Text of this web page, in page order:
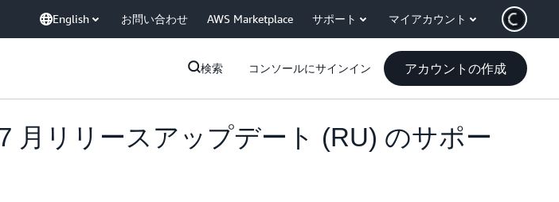
English お問い合わせ AWS Marketplace サポート マイアカウント
検索 コンソールにサインイン アカウントの作成
月リリースアップデート (RU) のサポー